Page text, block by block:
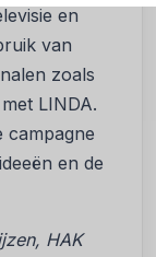
en
van
zoals
LINDA.
campagne
en de
HAK